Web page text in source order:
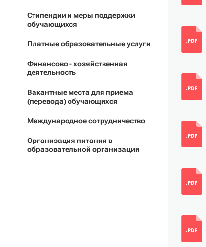
Стипендии и меры поддержки
обучающихся
Платные образовательные услуги
Финансово - хозяйственная
деятельность
Вакантные места для приема
(перевода) обучающихся
Международное сотрудничество
Организация питания в
образовательной организации